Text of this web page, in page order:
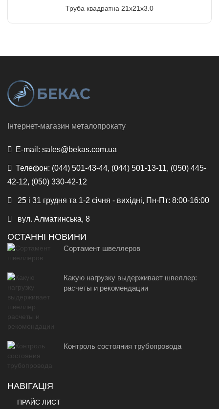
Труба квадратна 21х21х3.0
Інтернет-магазин металопрокату
E-mail: sales@bekas.com.ua
Телефон: (044) 501-43-44, (044) 501-13-11, (050) 445-
42-12, (050) 330-42-12
25 і 31 грудня та 1-2 січня - вихідні, Пн-Пт: 8:00-16:00
вул. Алматинська, 8
ОСТАННІ НОВИНИ
Сортамент швеллеров
Какую нагрузку выдерживает швеллер:
расчеты и рекомендации
Контроль состояния трубопровода
НАВІГАЦІЯ
ПРАЙС ЛИСТ